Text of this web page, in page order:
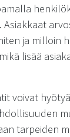
Asiakkaat
ja milloin
lisää
voivat
tarpeiden